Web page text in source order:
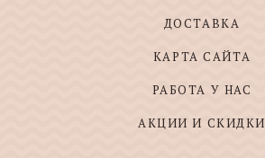
ДОСТАВКА
КАРТА САЙТА
РАБОТА У НАС
АКЦИИ И СКИДКИ